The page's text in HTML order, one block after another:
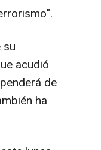
su
acudió
de
ha